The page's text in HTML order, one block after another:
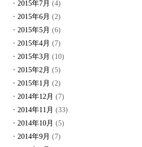
2015年7月 (4)
2015年6月 (2)
2015年5月 (6)
2015年4月 (7)
2015年3月 (10)
2015年2月 (5)
2015年1月 (2)
2014年12月 (7)
2014年11月 (33)
2014年10月 (5)
2014年9月 (7)